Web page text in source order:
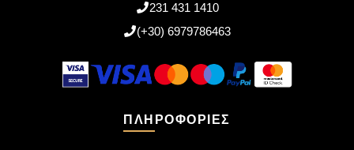
231 431 1410
(+30) 6979786463
ΠΛΗΡΟΦΟΡΊΕΣ